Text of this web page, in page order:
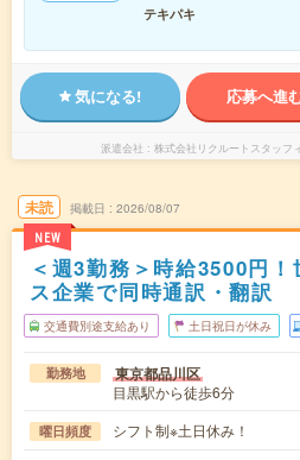
テキパキ
気になる! 応募へ進
派遣会社 株式会社リクルートスタッ
未読
NEW
掲載日 2026/08/07
＜週3勤務＞時給3500円
ス企業で同時通訳・翻訳
交通費別途支給あり 土日祝日が休み
勤務地 東京都品川区
目黒駅から徒歩6分
曜日頻度 シフト制※土日休み！